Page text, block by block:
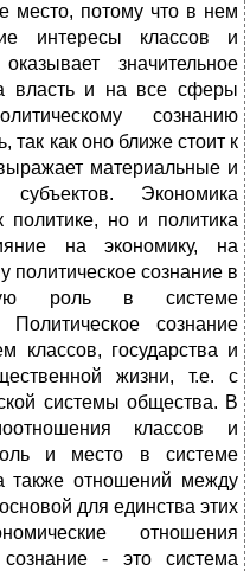
место, потому что в нем
интересы классов и
значительное
власть и на все сферы
сознанию
как оно ближе стоит к
материальные и
субъектов. Экономика
но и политика
на экономику, на
политическое сознание в
роль в системе
Политическое сознание
классов, государства и
жизни, т.е. с
системы общества. В
классов и
и место в системе
также отношений между
для единства этих
отношения
- это система